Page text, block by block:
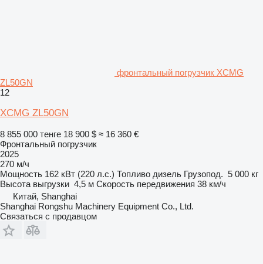
фронтальный погрузчик XCMG
ZL50GN
12
XCMG ZL50GN
8 855 000 тенге 18 900 $ ≈ 16 360 €
Фронтальный погрузчик
2025
270 м/ч
Мощность 162 кВт (220 л.с.) Топливо дизель Грузопод. 5 000 кг
Высота выгрузки 4,5 м Скорость передвижения 38 км/ч
Китай, Shanghai
Shanghai Rongshu Machinery Equipment Co., Ltd.
Связаться с продавцом